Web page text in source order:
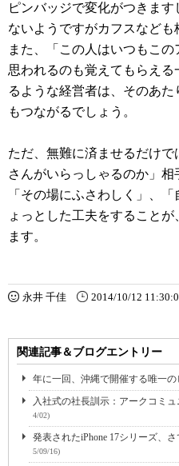
ピンバッジで変化がつきま
ないようですがカフスなども
また、「この人はいつもこ
思われるのも覚えてもらえ
るような経営者は、そのあ
もつながるでしょう。
ただ、無難に済ませるだけ
さんがいらっしゃるのか」相
「その場にふさわしく」、
ょっとした工夫をすること
ます。
永井 千佳 2014/10/12
関連記事＆ブログエントリー
年に一回、沖縄で開催する唯一の
入社式の社長訓示：アークコミ
4/02)
発表されたiPhone 17シリーズ、
5/09/16)